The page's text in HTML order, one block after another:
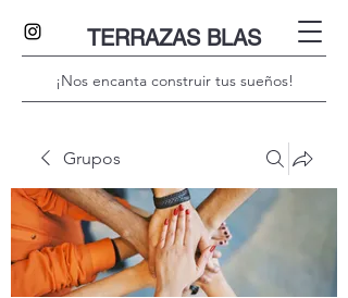
TERRAZAS BLAS
¡Nos encanta construir tus sueños!
Grupos